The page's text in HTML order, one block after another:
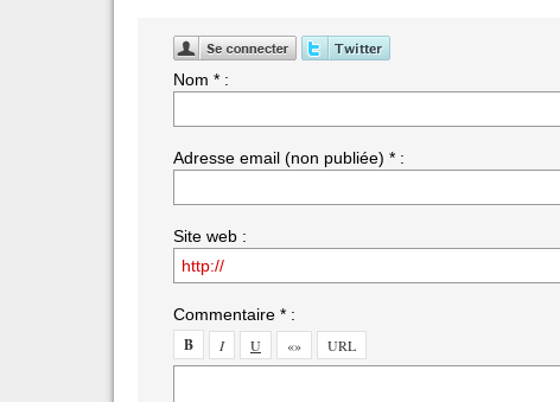
Nom * :
Adresse email (non publiée) * :
Site web :
Commentaire * :